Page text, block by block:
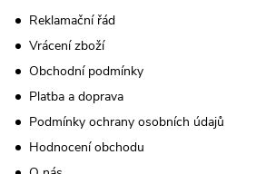
Reklamační řád
Vrácení zboží
Obchodní podmínky
Platba a doprava
Podmínky ochrany osobních údajů
Hodnocení obchodu